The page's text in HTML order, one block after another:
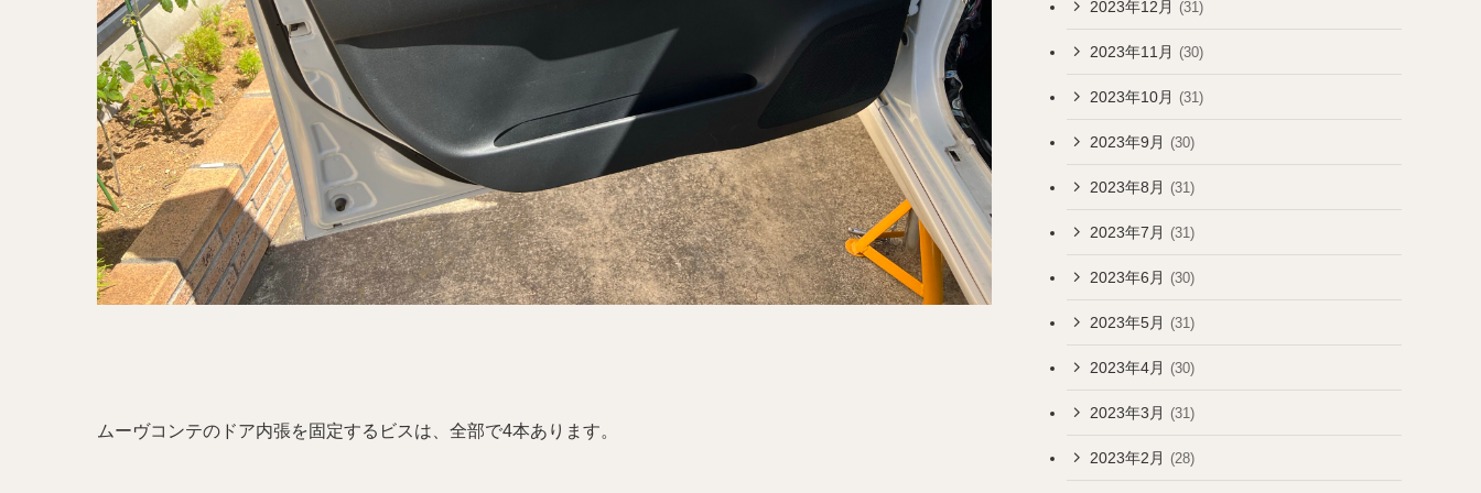
ムーヴコンテのドア内張を固定するビスは、全部で4本あります。
2023年12月 (31)
2023年11月 (30)
2023年10月 (31)
2023年9月 (30)
2023年8月 (31)
2023年7月 (31)
2023年6月 (30)
2023年5月 (31)
2023年4月 (30)
2023年3月 (31)
2023年2月 (28)